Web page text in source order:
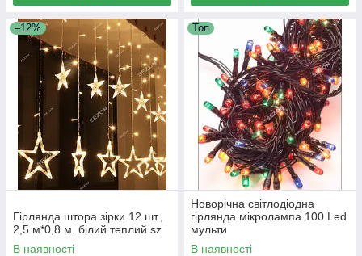
–12%
Гірлянда штора зірки 12 шт.,
2,5 м*0,8 м. білий теплий sz
В наявності
Топ
Новорічна світлодіодна
гірлянда мікролампа 100 Led
мульти
В наявності